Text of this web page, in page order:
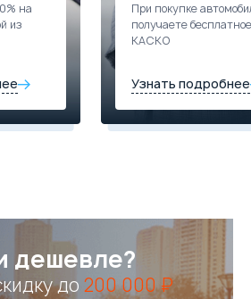
на
из
При покупке
получаете бесплатное
КАСКО
Узнать подробнее
дешевле?
до 200 000 ₽